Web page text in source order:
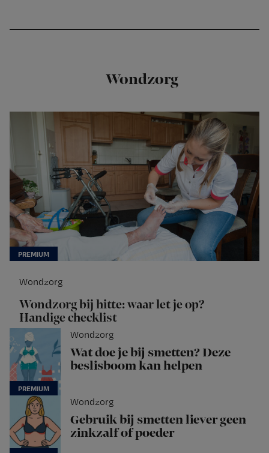
Wondzorg
Wondzorg
Wondzorg bij hitte: waar let je op?
Handige checklist
Wondzorg
Wat doe je bij smetten? Deze
beslisboom kan helpen
Wondzorg
Gebruik bij smetten liever geen
zinkzalf of poeder